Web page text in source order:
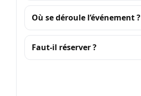
Où se déroule l’événement ?
Faut-il réserver ?